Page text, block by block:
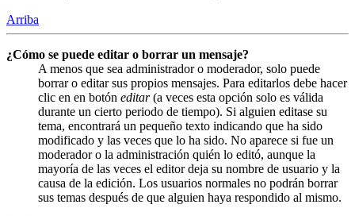
Arriba
¿Cómo se puede editar o borrar un mensaje?
A menos que sea administrador o moderador, solo puede
borrar o editar sus propios mensajes. Para editarlos debe hacer
clic en en botón editar(a veces esta opción solo es válida
durante un cierto periodo de tiempo). Si alguien editase su
tema, encontrará un pequeño texto indicando que ha sido
modificado y las veces que lo ha sido. No aparece si fue un
moderador o la administración quién lo editó, aunque la
mayoría de las veces el editor deja su nombre de usuario y la
causa de la edición. Los usuarios normales no podrán borrar
sus temas después de que alguien haya respondido al mismo.